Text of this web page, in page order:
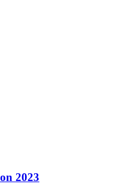
2023